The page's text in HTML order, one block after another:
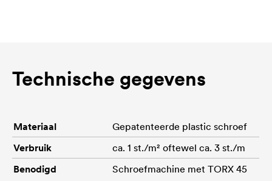
Technische gegevens
Materiaal
Gepatenteerde plastic schroef
Verbruik
ca. 1 st./m² oftewel ca. 3 st./m
Benodigd
Schroefmachine met TORX 45